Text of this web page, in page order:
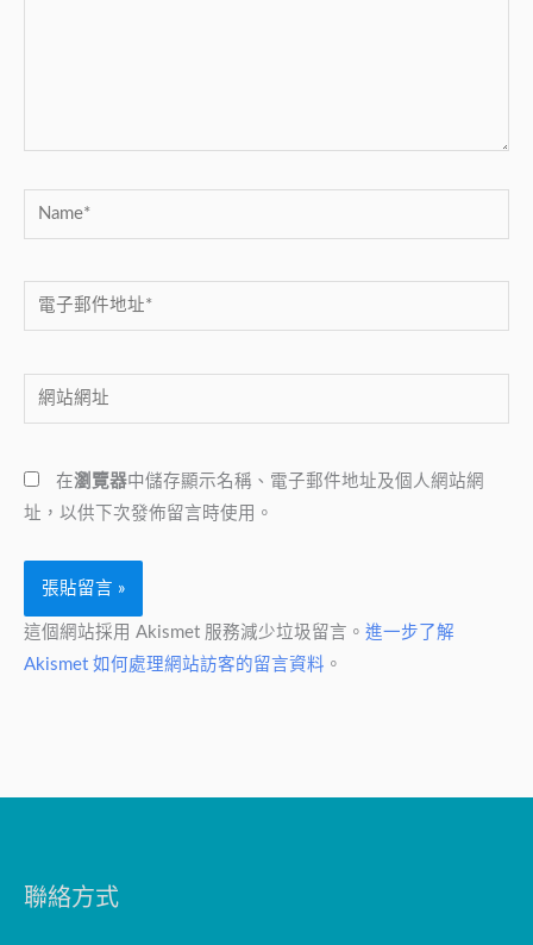
Name*
電
子
件
地
*
網
站
址
在瀏覽器中儲存顯示名稱、電子郵件地址及個人網站網
址，以供下次發佈留言時使用。
這個網站採用 Akismet 服務減少垃圾留言。 進一步了解
Akismet 如何處理網站訪客的留言資料 。
聯絡方式